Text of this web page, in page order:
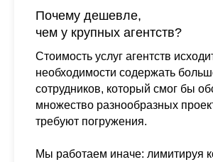
Почему дешевле,
чем у крупных агентств?
Стоимость услуг агентств
необходимости содержать
сотрудников, который смог бы
множество разнообразных
требуют погружения.
Мы работаем иначе: лимитируя